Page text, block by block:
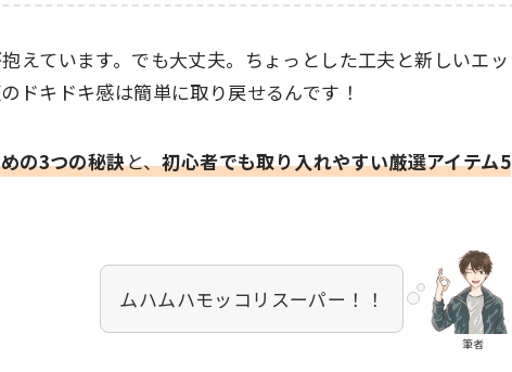
えています。でも大丈夫。ちょっとした工夫と新しいエッ
ドキドキ感は簡単に取り戻せるんです！
の3つの秘訣と、初心者でも取り入れやすい厳選アイテム5
筆者
ムハムハモッコリスーパー！！